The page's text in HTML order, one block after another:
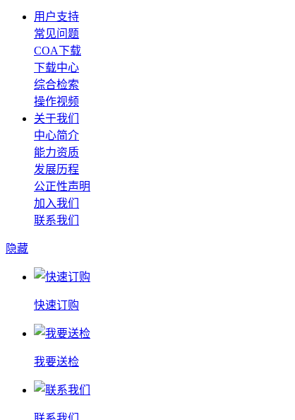
用户支持
常见问题
COA下载
下载中心
综合检索
操作视频
关于我们
中心简介
能力资质
发展历程
公正性声明
加入我们
联系我们
隐藏
快速订购
我要送检